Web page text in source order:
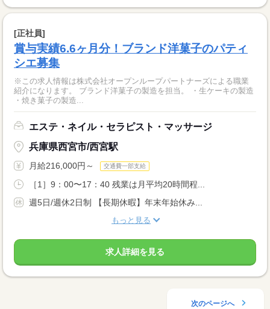
[正社員]
賞与実績6.6ヶ月分！ブランド洋菓子のパティ
シエ募集
※この求人情報は株式会社オープンループパートナーズによる職業
紹介になります。 ブランド洋菓子の製造を担当。 ・生ケーキの製造
・焼き菓子の製造...
エステ・ネイル・セラピスト・マッサージ
兵庫県西宮市/西宮駅
月給216,000円～ 交通費一部支給
［1］9：00〜17：40 残業は月平均20時間程...
週5日/週休2日制 【長期休暇】年末年始休み...
もっと見る
求人詳細を見る
次のページへ